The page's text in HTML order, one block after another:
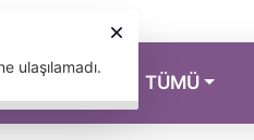
MAGAZİN TÜMÜ
ulaşılamadı.